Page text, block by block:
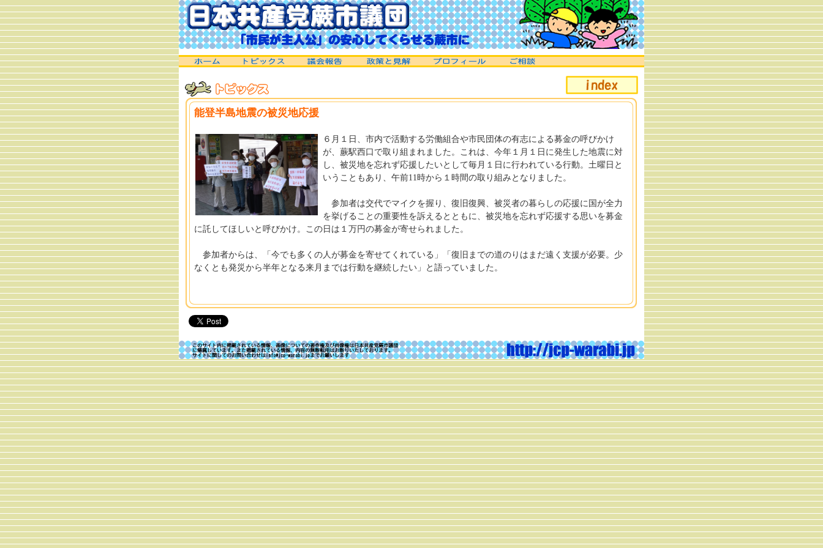
能登半島地震の被災地応援
６月１日、市内で活動する労働組合や市民団体の有志による募金の呼びかけ
が、蕨駅西口で取り組まれました。これは、今年１月１日に発生した地震に対
し、被災地を忘れず応援したいとして毎月１日に行われている行動。土曜日と
いうこともあり、午前11時から１時間の取り組みとなりました。
参加者は交代でマイクを握り、復旧復興、被災者の暮らしの応援に国が全力
を挙げることの重要性を訴えるとともに、被災地を忘れず応援する思いを募金
に託してほしいと呼びかけ。この日は１万円の募金が寄せられました。
参加者からは、「今でも多くの人が募金を寄せてくれている」「復旧までの道のりはまだ遠く支援が必要。少
なくとも発災から半年となる来月までは行動を継続したい」と語っていました。